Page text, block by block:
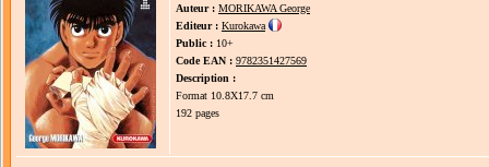
Auteur : MORIKAWA George
Editeur : Kurokawa
Public : 10+
Code EAN : 9782351427569
Description :
Format 10.8X17.7 cm
192 pages